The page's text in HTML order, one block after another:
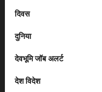
दिवस
दुनिया
देवभूमि जॉब अलर्ट
देश विदेश